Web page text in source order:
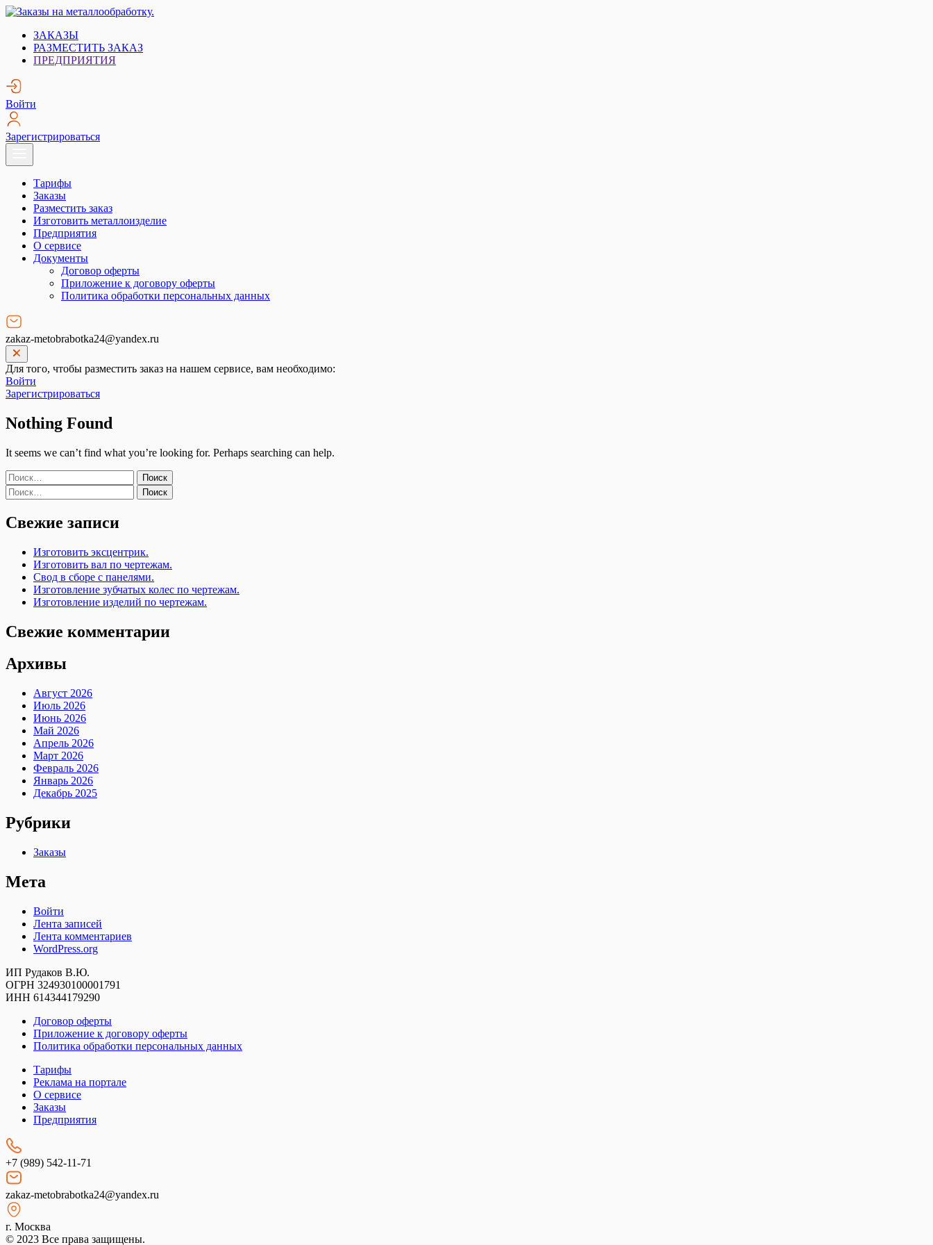
Skip
content
Заказы на металлообработку.
Металлообработка. Открытые заказы на металлообработку.
ЗАКАЗЫ
РАЗМЕСТИТЬ ЗАКАЗ
ПРЕДПРИЯТИЯ
Войти
Зарегистрироваться
Тарифы
Заказы
Разместить заказ
Изготовить металлоизделие
Предприятия
О сервисе
Документы
Договор оферты
Приложение к договору оферты
Политика обработки персональных данных
zakaz-metobrabotka24@yandex.ru
Для того, чтобы разместить заказ на нашем сервисе, вам необходимо:
Войти
Зарегистрироваться
Nothing Found
It seems we can’t find what you’re looking for. Perhaps searching can help.
Найти:
Найти:
Свежие записи
Изготовить эксцентрик.
Изготовить вал по чертежам.
Свод в сборе с панелями.
Изготовление зубчатых колес по чертежам.
Изготовление изделий по чертежам.
Свежие комментарии
Архивы
Август 2026
Июль 2026
Июнь 2026
Май 2026
Апрель 2026
Март 2026
Февраль 2026
Январь 2026
Декабрь 2025
Рубрики
Заказы
Мета
Войти
Лента записей
Лента комментариев
WordPress.org
ИП Рудаков В.Ю.
ОГРН 324930100001791
ИНН 614344179290
Договор оферты
Приложение к договору оферты
Политика обработки персональных данных
Тарифы
Реклама на портале
О сервисе
Заказы
Предприятия
+7 (989) 542-11-71
zakaz-metobrabotka24@yandex.ru
г. Москва
© 2023 Все права защищены.